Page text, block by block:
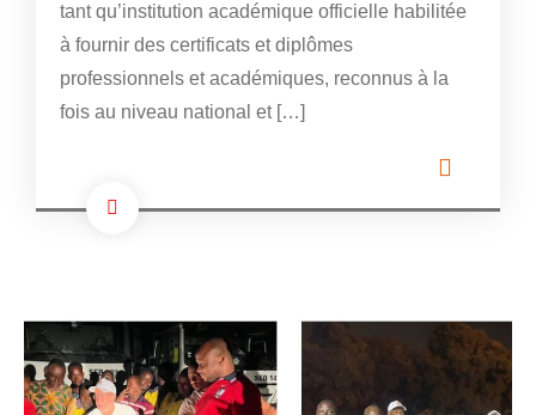
tant qu’institution académique officielle habilitée
à fournir des certificats et diplômes
professionnels et académiques, reconnus à la
fois au niveau national et […]